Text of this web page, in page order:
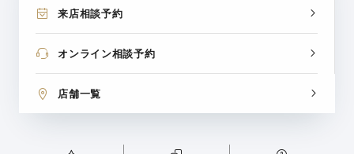
来店相談予約
オンライン相談予約
店舗一覧